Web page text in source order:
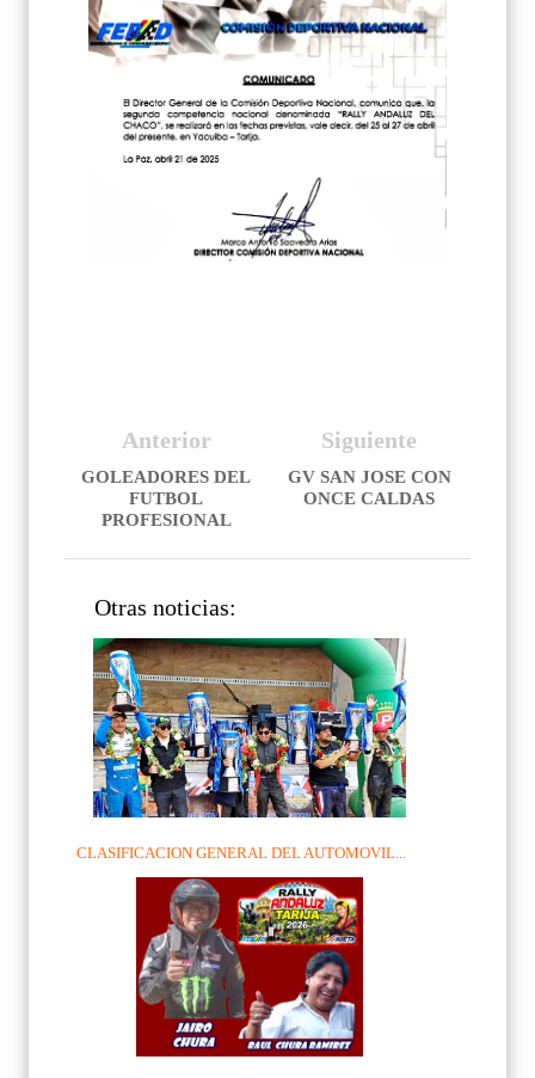
Siguiente
GV SAN JOSE CON
ONCE CALDAS
Anterior
GOLEADORES DEL
FUTBOL
PROFESIONAL
Otras noticias:
CLASIFICACION GENERAL DEL AUTOMOVIL...